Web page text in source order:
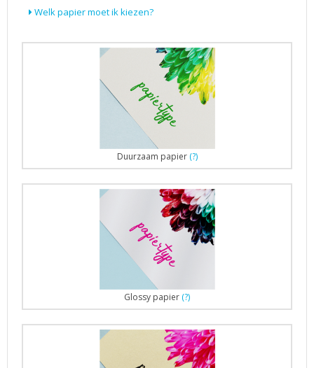
Welk papier moet ik kiezen?
Duurzaam papier (?)
Glossy papier (?)